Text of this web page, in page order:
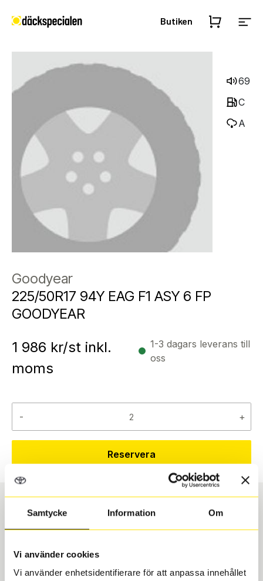
Samtycke Information Om
Vi använder cookies
Vi använder enhetsidentifierare för att anpassa innehållet
Butiken
69
C
A
Goodyear
225/50R17 94Y EAG F1 ASY 6 FP
GOODYEAR
1 986 kr/st inkl.
moms
1-3 dagars leverans till
oss
- +
Reservera
Däcktyp
Sommar
Däckstorlek
225/50 R 17 94Y
1451